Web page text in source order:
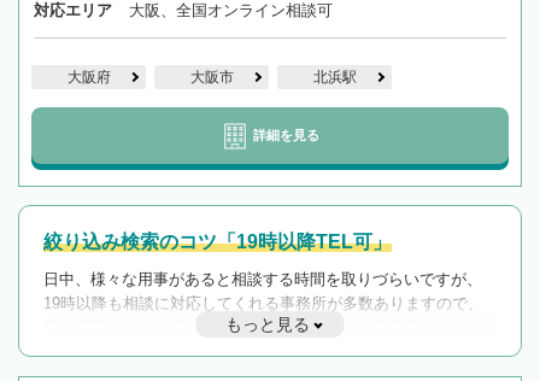
対応エリア 大阪、全国オンライン相談可
大阪府 大阪市 北浜駅
詳細を見る
絞り込み検索のコツ「19時以降TEL可」
日中、様々な用事があると相談する時間を取りづらいですが、
19時以降も相談に対応してくれる事務所が多数ありますので、
遅い時間の相談が増えそうな場合はそのような事務所に絞り込
んで検索してみましょう。
もっと見る